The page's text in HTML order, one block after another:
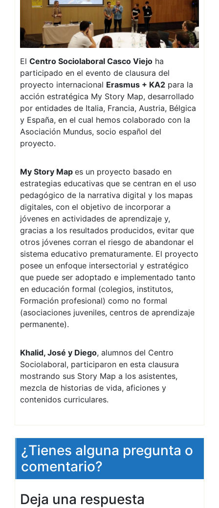
El Centro Sociolaboral Casco Viejo ha
participado en el evento de clausura del
proyecto internacional Erasmus + KA2 para la
acción estratégica My Story Map, desarrollado
por entidades de Italia, Francia, Austria, Bélgica
y España, en el cual hemos colaborado con la
Asociación Mundus, socio español del
proyecto.
My Story Map es un proyecto basado en
estrategias educativas que se centran en el uso
pedagógico de la narrativa digital y los mapas
digitales, con el objetivo de incorporar a
jóvenes en actividades de aprendizaje y,
gracias a los resultados producidos, evitar que
otros jóvenes corran el riesgo de abandonar el
sistema educativo prematuramente. El proyecto
posee un enfoque intersectorial y estratégico
que puede ser adoptado e implementado tanto
en educación formal (colegios, institutos,
Formación profesional) como no formal
(asociaciones juveniles, centros de aprendizaje
permanente).
Khalid, José y Diego, alumnos del Centro
Sociolaboral, participaron en esta clausura
mostrando sus Story Map a los asistentes,
mezcla de historias de vida, aficiones y
contenidos curriculares.
¿Tienes alguna pregunta o
comentario?
Deja una respuesta